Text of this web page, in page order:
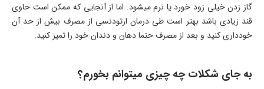
گاز زدن خیلی زود خورد یا نرم میشود. اما از آنجایی که ممکن است حاوی
قند زیادی باشد بهتر است طی درمان ارتودنسی از مصرف بیش از حد آن
خودداری کنید و بعد از مصرف حتما دهان و دندان خود را تمیز کنید.
به جای شکلات چه چیزی میتوانم بخورم؟